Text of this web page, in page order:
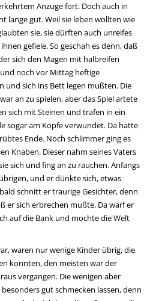
Anzuge fort. Doch auch in
lange gut. Weil sie leben wollten wie
sie, sie dürften auch unreifes
gefiele. So geschah es denn, daß
sich den Magen mit halbreifen
noch vor Mittag heftige
und sich ins Bett legen mußten. Die
an zu spielen, aber das Spiel artete
sich mit Steinen und trafen in ein
sogar am Kopfe verwundet. Da hatte
Ende. Noch schlimmer ging es
Knaben. Dieser nahm seines Vaters
sich und fing an zu rauchen. Anfangs
und er dünkte sich, etwas
schnitt er traurige Gesichter, denn
er sich erbrechen mußte. Da warf er
auf die Bank und mochte die Welt
waren nur wenige Kinder übrig, die
konnten, den meisten war der
vergangen. Die wenigen aber
gut schmecken lassen, denn